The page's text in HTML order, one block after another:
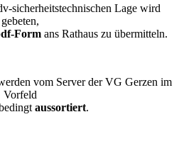
sicherheitstechnischen Lage wird
gebeten,
Formans Rathaus zu übermitteln.
vom Server der VG Gerzen im
Vorfeld
aussortiert.